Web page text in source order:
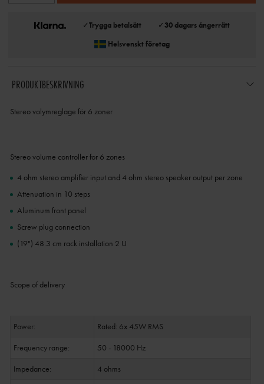
✓Trygga betalsätt ✓30 dagars ångerrätt
Helsvenskt företag
PRODUKTBESKRIVNING
Stereo volymreglage för 6 zoner
Stereo volume controller for 6 zones
4 ohm stereo amplifier input and 4 ohm stereo speaker output per zone
Attenuation in 10 steps
Aluminum front panel
Screw plug connection
(19") 48.3 cm rack installation 2 U
Scope of delivery
Power:
Rated: 6x 45W RMS
Frequency range:
50 - 18000 Hz
Impedance:
4 ohms